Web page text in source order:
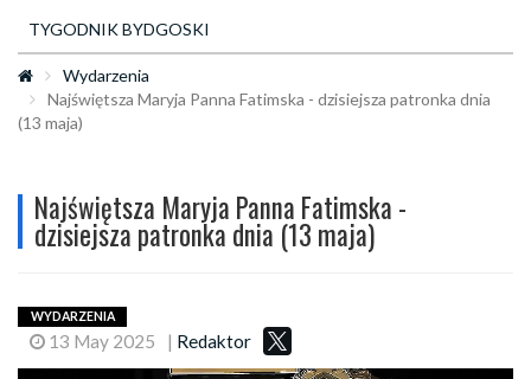
TYGODNIK BYDGOSKI
Wydarzenia
Najświętsza Maryja Panna Fatimska - dzisiejsza patronka dnia
(13 maja)
Najświętsza Maryja Panna Fatimska -
dzisiejsza patronka dnia (13 maja)
WYDARZENIA
13 May 2025 | Redaktor